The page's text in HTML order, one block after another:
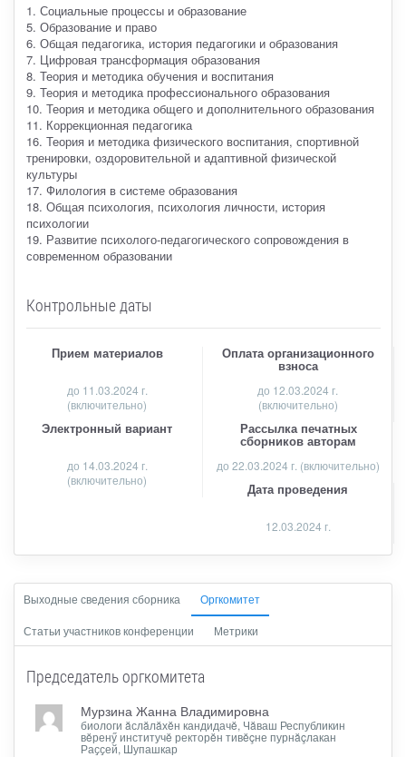
1. Социальные процессы и образование
5. Образование и право
6. Общая педагогика, история педагогики и образования
7. Цифровая трансформация образования
8. Теория и методика обучения и воспитания
9. Теория и методика профессионального образования
10. Теория и методика общего и дополнительного образования
11. Коррекционная педагогика
16. Теория и методика физического воспитания, спортивной
тренировки, оздоровительной и адаптивной физической
культуры
17. Филология в системе образования
18. Общая психология, психология личности, история
психологии
19. Развитие психолого-педагогического сопровождения в
современном образовании
Контрольные даты
Прием материалов
до 11.03.2024 г.
(включительно)
Оплата организационного
взноса
до 12.03.2024 г.
(включительно)
Электронный вариант
до 14.03.2024 г.
(включительно)
Рассылка печатных
сборников авторам
до 22.03.2024 г. (включительно)
Дата проведения
12.03.2024 г.
Выходные сведения сборника Оргкомитет
Статьи участников конференции Метрики
Председатель оргкомитета
Мурзина Жанна Владимировна
биологи ăслăлăхĕн кандидачĕ, Чăваш Республикин
вĕренӳ институчĕ ректорĕн тивĕçне пурнăçлакан
Раҫҫей, Шупашкар